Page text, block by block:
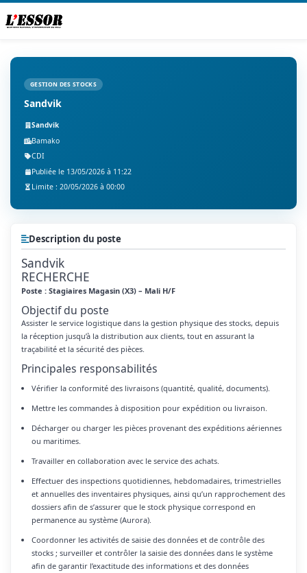
GESTION DES STOCKS
Sandvik
Sandvik
Bamako
CDI
Publiée le 13/05/2026 à 11:22
Limite : 20/05/2026 à 00:00
Description du poste
Sandvik
RECHERCHE
Poste : Stagiaires Magasin (X3) – Mali H/F
Objectif du poste
Assister le service logistique dans la gestion physique des stocks, depuis
la réception jusqu’à la distribution aux clients, tout en assurant la
traçabilité et la sécurité des pièces.
Principales responsabilités
Vérifier la conformité des livraisons (quantité, qualité, documents).
Mettre les commandes à disposition pour expédition ou livraison.
Décharger ou charger les pièces provenant des expéditions aériennes
ou maritimes.
Travailler en collaboration avec le service des achats.
Effectuer des inspections quotidiennes, hebdomadaires, trimestrielles
et annuelles des inventaires physiques, ainsi qu’un rapprochement des
dossiers afin de s’assurer que le stock physique correspond en
permanence au système (Aurora).
Coordonner les activités de saisie des données et de contrôle des
stocks ; surveiller et contrôler la saisie des données dans le système
afin de garantir l’exactitude des informations et des données